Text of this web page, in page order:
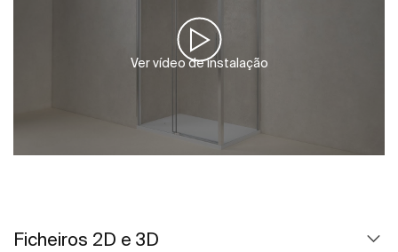
Ver vídeo de instalação
Ficheiros 2D e 3D